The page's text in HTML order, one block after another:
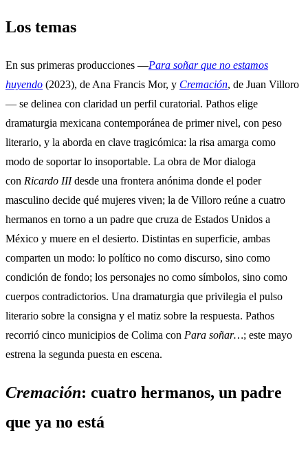
Los temas
En sus primeras producciones —Para soñar que no estamos
huyendo (2023), de Ana Francis Mor, y Cremación, de Juan Villoro
— se delinea con claridad un perfil curatorial. Pathos elige
dramaturgia mexicana contemporánea de primer nivel, con peso
literario, y la aborda en clave tragicómica: la risa amarga como
modo de soportar lo insoportable. La obra de Mor dialoga
con Ricardo IIIdesde una frontera anónima donde el poder
masculino decide qué mujeres viven; la de Villoro reúne a cuatro
hermanos en torno a un padre que cruza de Estados Unidos a
México y muere en el desierto. Distintas en superficie, ambas
comparten un modo: lo político no como discurso, sino como
condición de fondo; los personajes no como símbolos, sino como
cuerpos contradictorios. Una dramaturgia que privilegia el pulso
literario sobre la consigna y el matiz sobre la respuesta. Pathos
recorrió cinco municipios de Colima con Para soñar…; este mayo
estrena la segunda puesta en escena.
Cremación: cuatro hermanos, un padre
que ya no está